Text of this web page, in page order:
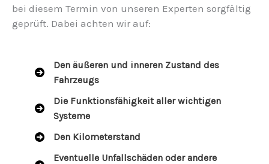
bei diesem Termin von unseren Experten sorgfältig
geprüft. Dabei achten wir auf:
Den äußeren und inneren Zustand des
Fahrzeugs
Die Funktionsfähigkeit aller wichtigen
Systeme
Den Kilometerstand
Eventuelle Unfallschäden oder andere